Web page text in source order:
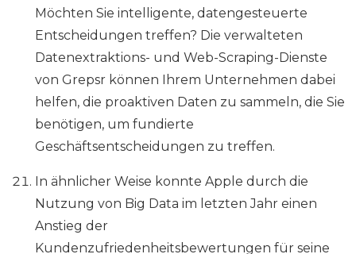
Möchten Sie intelligente, datengesteuerte
Entscheidungen treffen? Die verwalteten
Datenextraktions- und Web-Scraping-Dienste
von Grepsr können Ihrem Unternehmen dabei
helfen, die proaktiven Daten zu sammeln, die Sie
benötigen, um fundierte
Geschäftsentscheidungen zu treffen.
In ähnlicher Weise konnte Apple durch die
Nutzung von Big Data im letzten Jahr einen
Anstieg der
Kundenzufriedenheitsbewertungen für seine